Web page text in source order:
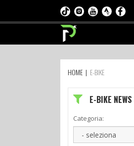
HOME | E-BIKE
E-BIKE NEWS
Categoria: